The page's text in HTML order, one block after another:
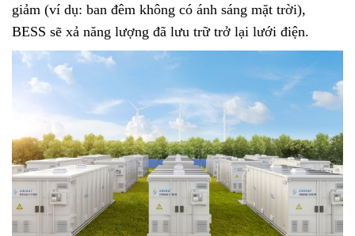
giảm (ví dụ: ban đêm không có ánh sáng mặt trời),
BESS sẽ xả năng lượng đã lưu trữ trở lại lưới điện.